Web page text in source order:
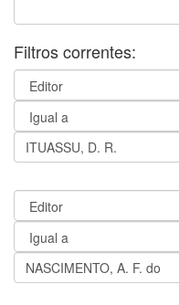
Filtros correntes: